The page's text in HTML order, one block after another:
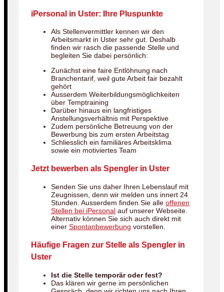
iPersonal in Uster: Ihre Pluspunkte
Als Stellenvermittler kennen wir den
Arbeitsmarkt in Uster sehr gut. Deshalb
finden wir rasch die passende Stelle und
begleiten Sie dabei persönlich:
Zunächst eine faire Entlöhnung nach
Branchentarif, weil gute Arbeit fair bezahlt
gehört
Ausserdem Weiterbildungsmöglichkeiten
über Temptraining
Darüber hinaus ein langfristiges
Anstellungsverhältnis mit Perspektive
Zudem persönliche Betreuung von der
Bewerbung bis zum ersten Arbeitstag
Schliesslich ein familiäres Arbeitsklima
sowie ein motiviertes Team
Jetzt bewerben als Spengler in Uster
Senden Sie uns daher Ihren Lebenslauf mit
Zeugnissen, denn wir melden uns innert 24
Stunden. Ausserdem finden Sie alle offenen
Stellen bei iPersonal auf unserer Webseite.
Alternativ können Sie sich auch direkt mit
einer Spontanbewerbung vorstellen.
Häufige Fragen zur Stelle als Spengler in
Uster
Ist die Stelle temporär oder fest?
Das klären wir gerne im persönlichen